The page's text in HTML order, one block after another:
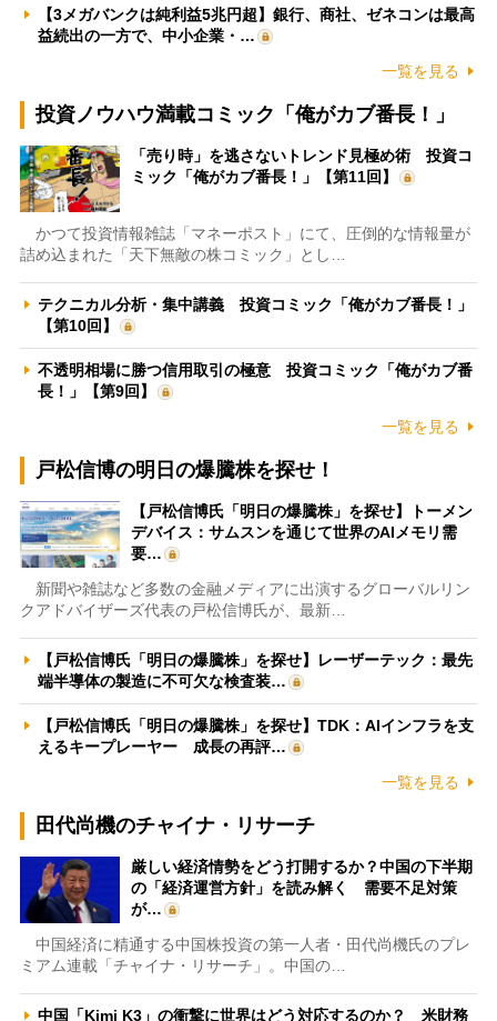
【3メガバンクは純利益5兆円超】銀行、商社、ゼネコンは最高
益続出の一方で、中小企業・…
一覧を見る
投資ノウハウ満載コミック「俺がカブ番長！」
「売り時」を逃さないトレンド見極め術 投資コ
ミック「俺がカブ番長！」【第11回】
かつて投資情報雑誌「マネーポスト」にて、圧倒的な情報量が
詰め込まれた「天下無敵の株コミック」とし…
テクニカル分析・集中講義 投資コミック「俺がカブ番長！」
【第10回】
不透明相場に勝つ信用取引の極意 投資コミック「俺がカブ番
長！」【第9回】
一覧を見る
戸松信博の明日の爆騰株を探せ！
【戸松信博氏「明日の爆騰株」を探せ】トーメン
デバイス：サムスンを通じて世界のAIメモリ需
要…
新聞や雑誌など多数の金融メディアに出演するグローバルリン
クアドバイザーズ代表の戸松信博氏が、最新…
【戸松信博氏「明日の爆騰株」を探せ】レーザーテック：最先
端半導体の製造に不可欠な検査装…
【戸松信博氏「明日の爆騰株」を探せ】TDK：AIインフラを支
えるキープレーヤー 成長の再評…
一覧を見る
田代尚機のチャイナ・リサーチ
厳しい経済情勢をどう打開するか？中国の下半期
の「経済運営方針」を読み解く 需要不足対策
が…
中国経済に精通する中国株投資の第一人者・田代尚機氏のプレ
ミアム連載「チャイナ・リサーチ」。中国の…
中国「Kimi K3」の衝撃に世界はどう対応するのか？ 米財務